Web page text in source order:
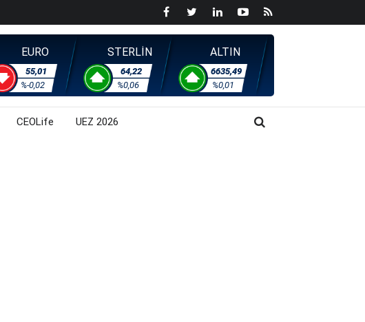
EURO
55,01
%-0,02
STERLİN
64,22
%0,06
ALTIN
6635,49
%0,01
CEOLife UEZ 2026